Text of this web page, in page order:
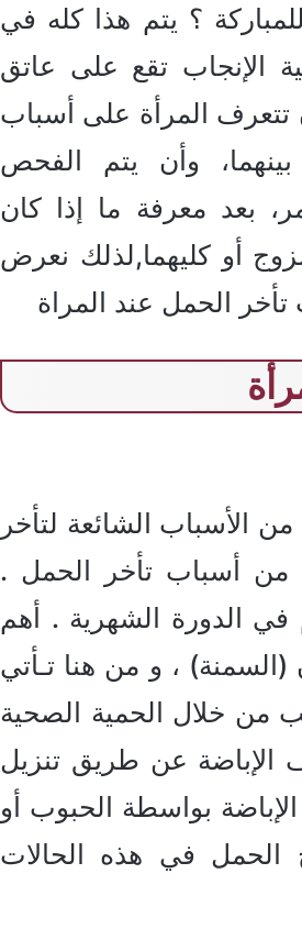
؟ يتم هذا كله في
الإنجاب تقع على عاتق
تتعرف المرأة على أسباب
وأن يتم الفحص
بعد معرفة ما إذا كان
أو كليهما,لذلك نعرض
الحمل عند المراة
من الأسباب الشائعة لتأخر
، حيث تشكل حوالي 30% من أسباب تأخر الحمل .
في الدورة الشهرية . أهم
(السمنة) ، و من هنا تـأتي
من خلال الحمية الصحية
الإباضة عن طريق تنزيل
الإباضة بواسطة الحبوب أو
الحمل في هذه الحالات